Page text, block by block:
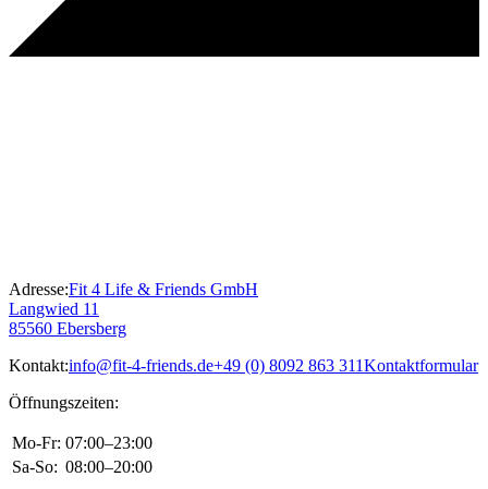
Adresse:Fit 4 Life & Friends GmbH
Langwied 11
85560 Ebersberg
Kontakt:info@fit-4-friends.de+49 (0) 8092 863 311Kontaktformular
Öffnungszeiten:
Mo-Fr: 07:00–23:00
Sa-So: 08:00–20:00